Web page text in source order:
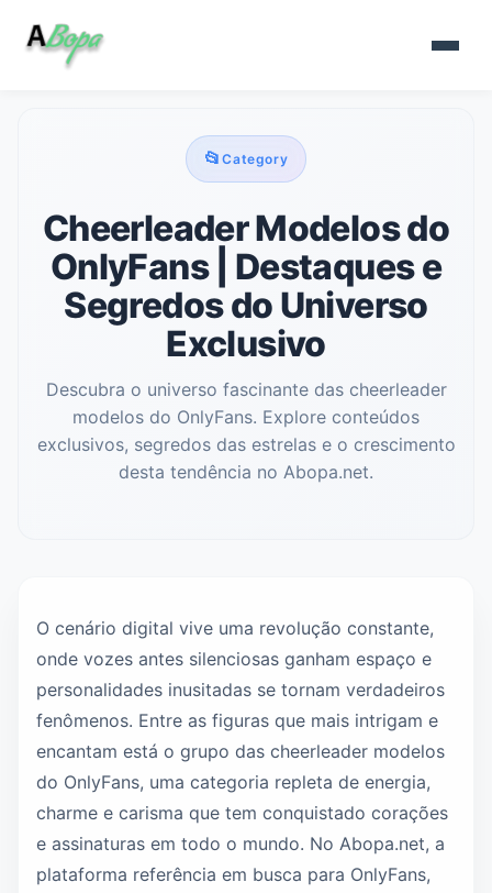
📂Category
Cheerleader Modelos do
OnlyFans | Destaques e
Segredos do Universo
Exclusivo
Descubra o universo fascinante das cheerleader
modelos do OnlyFans. Explore conteúdos
exclusivos, segredos das estrelas e o crescimento
desta tendência no Abopa.net.
O cenário digital vive uma revolução constante,
onde vozes antes silenciosas ganham espaço e
personalidades inusitadas se tornam verdadeiros
fenômenos. Entre as figuras que mais intrigam e
encantam está o grupo das cheerleader modelos
do OnlyFans, uma categoria repleta de energia,
charme e carisma que tem conquistado corações
e assinaturas em todo o mundo. No Abopa.net, a
plataforma referência em busca para OnlyFans,